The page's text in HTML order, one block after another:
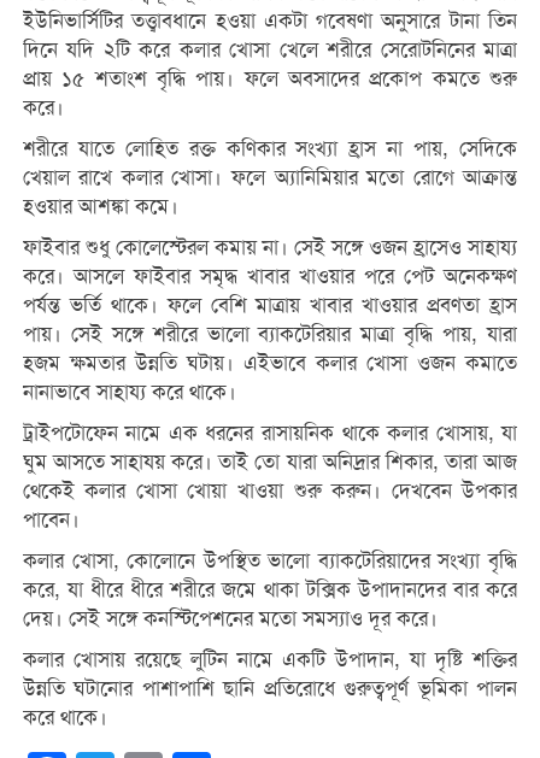
ইউনিভার্সিটির তত্ত্বাবধানে হওয়া একটা গবেষণা অনুসারে টানা তিন
দিনে যদি ২টি করে কলার খোসা খেলে শরীরে সেরোটনিনের মাত্রা
প্রায় ১৫ শতাংশ বৃদ্ধি পায়। ফলে অবসাদের প্রকোপ কমতে শুরু
করে।
শরীরে যাতে লোহিত রক্ত কণিকার সংখ্যা হ্রাস না পায়, সেদিকে
খেয়াল রাখে কলার খোসা। ফলে অ্যানিমিয়ার মতো রোগে আক্রান্ত
হওয়ার আশঙ্কা কমে।
ফাইবার শুধু কোলেস্টেরল কমায় না। সেই সঙ্গে ওজন হ্রাসেও সাহায্য
করে। আসলে ফাইবার সমৃদ্ধ খাবার খাওয়ার পরে পেট অনেকক্ষণ
পর্যন্ত ভর্তি থাকে। ফলে বেশি মাত্রায় খাবার খাওয়ার প্রবণতা হ্রাস
পায়। সেই সঙ্গে শরীরে ভালো ব্যাকটেরিয়ার মাত্রা বৃদ্ধি পায়, যারা
হজম ক্ষমতার উন্নতি ঘটায়। এইভাবে কলার খোসা ওজন কমাতে
নানাভাবে সাহায্য করে থাকে।
ট্রাইপটোফেন নামে এক ধরনের রাসায়নিক থাকে কলার খোসায়, যা
ঘুম আসতে সাহায্য় করে। তাই তো যারা অনিদ্রার শিকার, তারা আজ
থেকেই কলার খোসা খোয়া খাওয়া শুরু করুন। দেখবেন উপকার
পাবেন।
কলার খোসা, কোলোনে উপস্থিত ভালো ব্যাকটেরিয়াদের সংখ্যা বৃদ্ধি
করে, যা ধীরে ধীরে শরীরে জমে থাকা টক্সিক উপাদানদের বার করে
দেয়। সেই সঙ্গে কনস্টিপেশনের মতো সমস্যাও দূর করে।
কলার খোসায় রয়েছে লুটিন নামে একটি উপাদান, যা দৃষ্টি শক্তির
উন্নতি ঘটানোর পাশাপাশি ছানি প্রতিরোধে গুরুত্বপূর্ণ ভূমিকা পালন
করে থাকে।